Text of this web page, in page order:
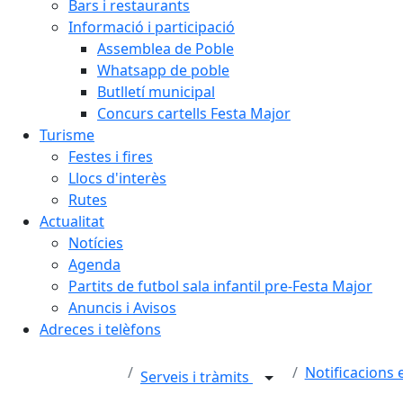
Bars i restaurants
Informació i participació
Assemblea de Poble
Whatsapp de poble
Butlletí municipal
Concurs cartells Festa Major
Turisme
Festes i fires
Llocs d'interès
Rutes
Actualitat
Notícies
Agenda
Partits de futbol sala infantil pre-Festa Major
Anuncis i Avisos
Adreces i telèfons
Serveis i tràmits Notificacions